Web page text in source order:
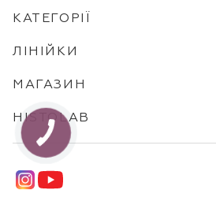
КАТЕГОРІЇ
ЛІНІЙКИ
МАГАЗИН
HISTOLAB